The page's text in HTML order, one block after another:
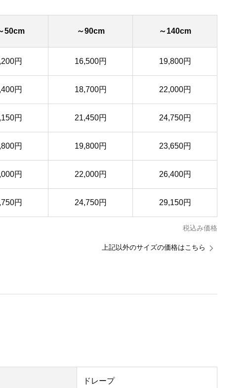
50cm ～90cm ～140cm
円 16,500円 19,800円
円 18,700円 22,000円
円 21,450円 24,750円
円 19,800円 23,650円
円 22,000円 26,400円
円 24,750円 29,150円
税込み価格
上記以外のサイズの価格はこちら
ドレープ